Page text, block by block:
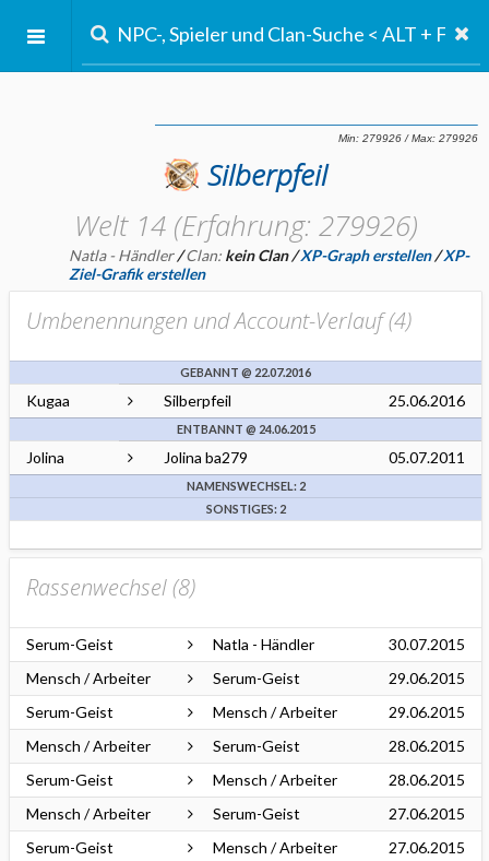
Silberpfeil
Welt 14 (Erfahrung: 279926)
Natla - Händler/Clan: kein Clan/XP-Graph erstellen/XP-
Ziel-Grafik erstellen
Umbenennungen und Account-Verlauf (4)
GEBANNT @ 22.07.2016
Kugaa Silberpfeil 25.06.2016
ENTBANNT @ 24.06.2015
Jolina Jolina ba279 05.07.2011
NAMENSWECHSEL: 2
SONSTIGES: 2
Rassenwechsel (8)
Serum-Geist Natla - Händler
30.07.2015
Mensch / Arbeiter
Serum-Geist
29.06.2015
Serum-Geist
Mensch / Arbeiter
29.06.2015
Mensch / Arbeiter
Serum-Geist
28.06.2015
Serum-Geist
Mensch / Arbeiter
28.06.2015
Mensch / Arbeiter
Serum-Geist
27.06.2015
Serum-Geist
Mensch / Arbeiter
27.06.2015